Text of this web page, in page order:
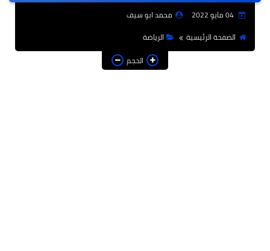
التعليم
04 مايو 2022
محمد ابو سيف
الصفحة الرئيسية
الرياضة
الحجم